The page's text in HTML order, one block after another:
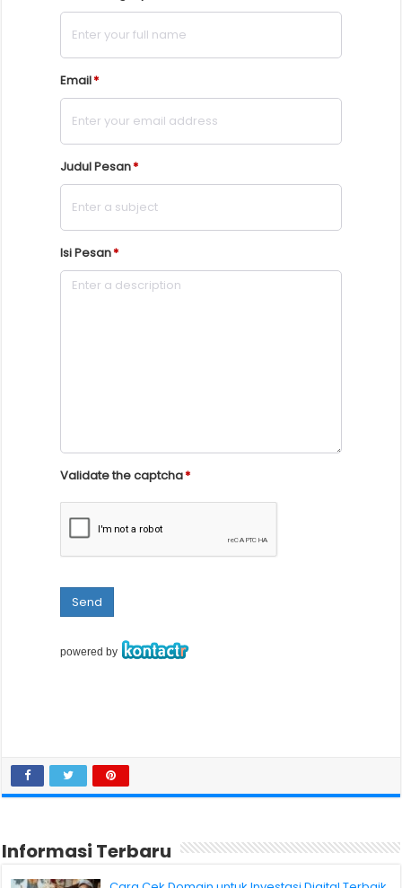
Informasi Terbaru